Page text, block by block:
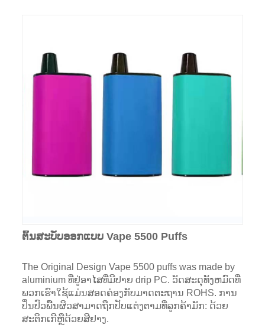
ຕົ້ນສະບັບອອກແບບ Vape 5500 Puffs
The Original Design Vape 5500 puffs was made by
aluminium ທີ່ຢູ່ອາໄສທີ່ມີປາຍ drip PC. ວັດສະດຸທັງຫມົດທີ່
ພວກເຮົາໃຊ້ແມ່ນສອດຄ່ອງກັບມາດຕະຖານ ROHS. ການ
ປິ່ນປົວພື້ນຜິວສາມາດຖືກປັບແຕ່ງຕາມທີ່ລູກຄ້າມັກ: ດ້ວຍ
ສະຕິກເກີຫຼືດ້ວຍສີຢາງ.